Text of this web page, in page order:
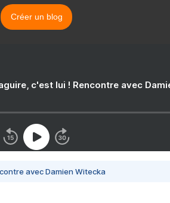
Créer un blog
c'est lui ! Rencontre avec
avec Damien Witecka